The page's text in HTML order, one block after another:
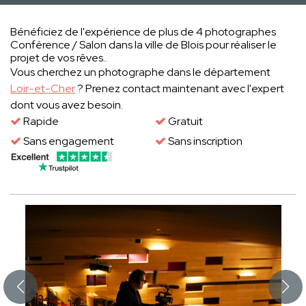
Bénéficiez de l'expérience de plus de 4 photographes
Conférence / Salon dans la ville de Blois pour réaliser le
projet de vos rêves..
Vous cherchez un photographe dans le département
Loir-et-Cher? Prenez contact maintenant avec l'expert
dont vous avez besoin.
Rapide
Gratuit
Sans engagement
Sans inscription